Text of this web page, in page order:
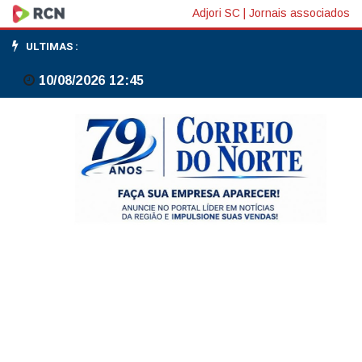
Ypê
orienta
consumidores
Adjori SC Jornais associados
ULTIMAS :
10/08/2026 12:45